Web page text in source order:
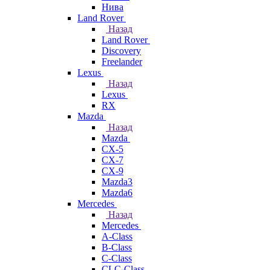
Нива
Land Rover
Назад
Land Rover
Discovery
Freelander
Lexus
Назад
Lexus
RX
Mazda
Назад
Mazda
CX-5
CX-7
CX-9
Mazda3
Mazda6
Mercedes
Назад
Mercedes
A-Class
B-Class
C-Class